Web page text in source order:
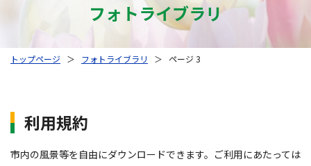
フォトライブラリ
トップページ ＞ フォトライブラリ ＞ ページ 3
利用規約
市内の風景等を自由にダウンロードできます。ご利用にあたっては